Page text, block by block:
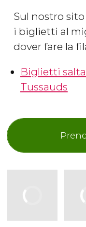
Sul nostro
i biglietti al
dover fare la
Biglietti
Tussauds